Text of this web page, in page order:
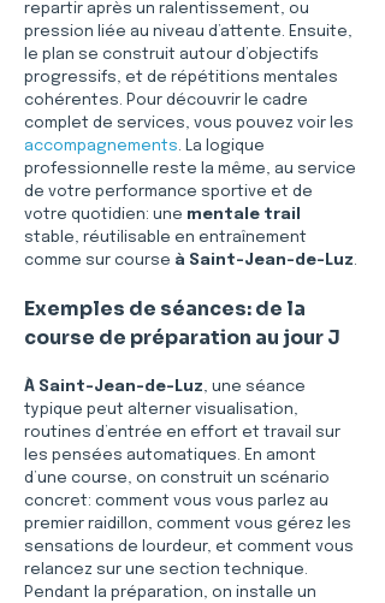
repartir après un ralentissement, ou
pression liée au niveau d’attente. Ensuite,
le plan se construit autour d’objectifs
progressifs, et de répétitions mentales
cohérentes. Pour découvrir le cadre
complet de services, vous pouvez voir les
accompagnements. La logique
professionnelle reste la même, au service
de votre performance sportive et de
votre quotidien: une mentale trail
stable, réutilisable en entraînement
comme sur course à Saint-Jean-de-Luz.
Exemples de séances: de la
course de préparation au jour J
À Saint-Jean-de-Luz, une séance
typique peut alterner visualisation,
routines d’entrée en effort et travail sur
les pensées automatiques. En amont
d’une course, on construit un scénario
concret: comment vous vous parlez au
premier raidillon, comment vous gérez les
sensations de lourdeur, et comment vous
relancez sur une section technique.
Pendant la préparation, on installe un